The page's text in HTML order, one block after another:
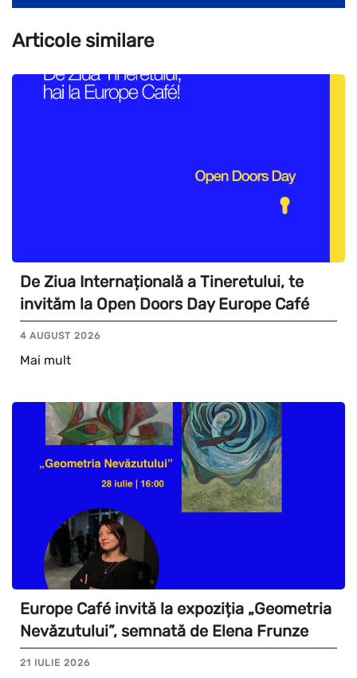
Articole similare
De Ziua Internațională a Tineretului, te
invităm la Open Doors Day Europe Café
4 AUGUST 2026
Mai mult
Europe Café invită la expoziția „Geometria
Nevăzutului”, semnată de Elena Frunze
21 IULIE 2026